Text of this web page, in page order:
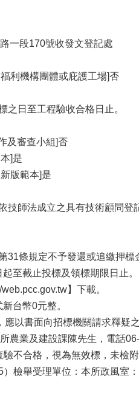
一段170號收發文登記處
利機構團體或庇護工場]否
之日至工程驗收合格日止。
及審查小組]否
]是
版範本]是
技師法成立之具有技術顧問登
31條規定不予發還或追繳押標
至截止投標及領標期限日止。
】下載。
台幣0元整。
應以書面向招標機關請求釋
農業及建設課陳先生，電話
不合格，視為無效標，未檢
檢舉受理單位：本所政風室